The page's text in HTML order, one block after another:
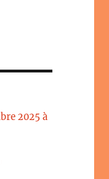
2025 à